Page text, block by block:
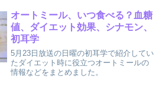
オートミール、いつ食べる？血糖
値、ダイエット効果、シナモン、
初耳学
5月23日放送の日曜の初耳学で紹介してい
たダイエット時に役立つオートミールの
情報などをまとめました。